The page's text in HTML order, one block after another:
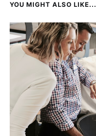
YOU MIGHT ALSO LIKE...